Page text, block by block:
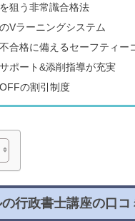
狙う非常識合格法
Vラーニングシステム
合格に備えるセーフティー
ポート&添削指導が充実
の割引制度
行政書士講座の口コ